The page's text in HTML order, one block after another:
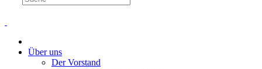
Über uns
Der Vorstand